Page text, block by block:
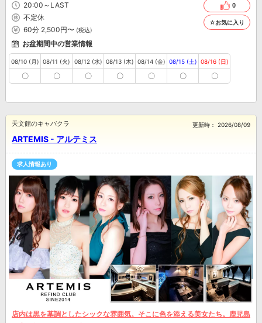
20:00～LAST
不定休
60分 2,500円〜 (税込)
0
☆お気に入り
お盆期間中の営業情報
08/10 (月)
〇
08/11 (火)
〇
08/12 (水)
〇
08/13 (木)
〇
08/14 (金)
〇
08/15 (土)
〇
08/16 (日)
〇
ARTEMIS - アルテミス
天文館のキャバクラ 更新時： 2026/08/09
求人情報あり
店内は黒を基調としたシックな雰囲気。そこに色を添える美女たち。鹿児島